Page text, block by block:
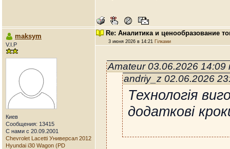
maksym
V.I.P
Киев
Сообщения: 13415
С нами с 20.09.2001
Chevrolet Lacetti Универсал 2012
Hyundai i30 Wagon (PD
Re: Аналитика и ценообразование
3 июня 2026 в 14:21 Гілками
Amateur 03.06.2026
andriy_z 02.06.2026
Технологія
додаткові